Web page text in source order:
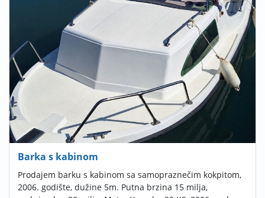
Barka s kabinom
Prodajem barku s kabinom sa samopraznečim kokpitom,
2006. godište, dužine 5m. Putna brzina 15 milja,